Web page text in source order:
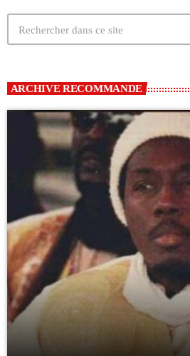
ARCHIVE RECOMMANDE